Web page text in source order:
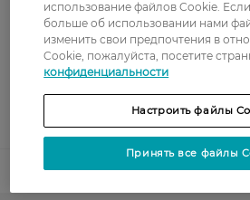
Оплата
Оплата картой
Код товара
использование файлов Cookie.
больше об использовании нами
изменить свои предпочтения в
Cookie, пожалуйста, посетите
конфиденциальности
Настроить файлы
Принять все файлы